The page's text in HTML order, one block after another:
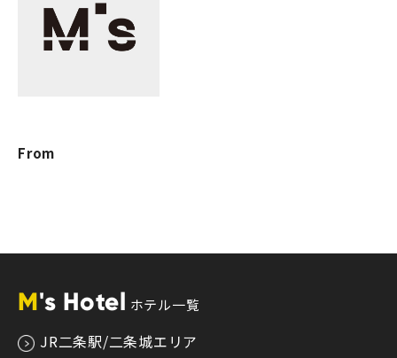
From
M's Hotel ホテル一覧
JR二条駅/二条城エリア